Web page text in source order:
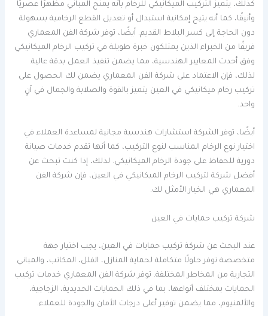
كذلك، يتميز التركيب الميكانيكي للرخام بأنه يمنح المباني مظهرًا عصريًا
وأنيقًا، كما أنه يتيح إمكانية استبدال أو تعديل القطع الرخامية بسهولة
دون الحاجة إلى كسر البلاط القديم. أيضًا، توفر شركة الفن المعماري
فريقًا من الخبراء الذين يمتلكون خبرة طويلة في تركيب الرخام الميكانيكي
وفق أحدث المعايير الهندسية، مما يضمن تنفيذ العمل بدقة عالية.
لذلك، فإن الاعتماد على شركة الفن المعماري يضمن لك الحصول على
تركيب رخام ميكانيكي في العين يتميز بالقوة والصلابة والجمال في آنٍ
واحد.
أيضًا، توفر الشركة استشارات هندسية مجانية لمساعدة العملاء في
اختيار نوع الرخام المناسب لنوع التركيب، كما أنها تقدم خدمات صيانة
دورية للحفاظ على جودة الرخام الميكانيكي. لذلك، إذا كنت تبحث عن
أفضل شركة لتركيب الرخام الميكانيكي في العين، فإن شركة الفن
المعماري هي الخيار الأمثل لك.
شركة تركيب حمايات في العين
عند البحث عن شركة تركيب حمايات في العين، يجب اختيار جهة
متخصصة توفر حلولًا متكاملة لحماية المنازل، الفلل، المكاتب، والمباني
التجارية من المخاطر المختلفة. توفر شركة الفن المعماري خدمات تركيب
الحمايات بمختلف أنواعها، بما في ذلك الحمايات الحديدية، الزجاجية،
والألمنيوم، مما يضمن توفير أعلى درجات الأمان والجودة للعملاء.